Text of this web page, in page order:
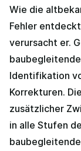
Wie die
Fehler
verursacht er.
Identifikation
Korrekturen.
zusätzlicher
in alle Stufen